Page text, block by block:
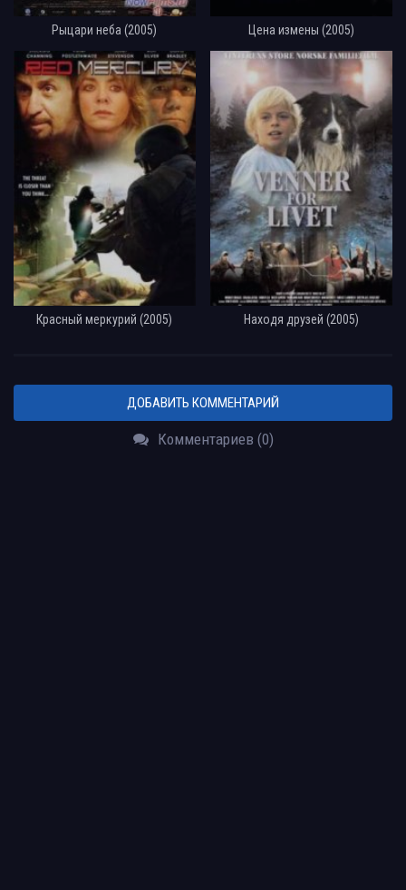
Рыцари неба (2005) Цена измены (2005)
Красный меркурий (2005) Находя друзей (2005)
ДОБАВИТЬ КОММЕНТАРИЙ
Комментариев (0)